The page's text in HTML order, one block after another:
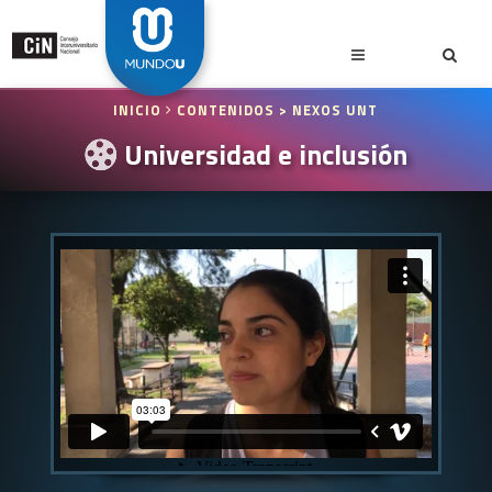
INICIO CONTENIDOS > NEXOS UNT
Universidad e inclusión